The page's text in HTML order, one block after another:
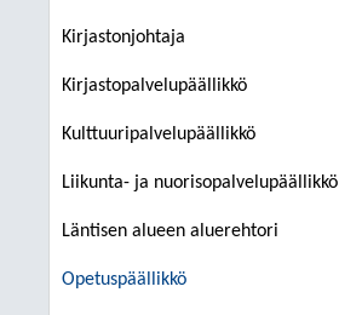
Kirjastonjohtaja
Kirjastopalvelupäällikkö
Kulttuuripalvelupäällikkö
Liikunta- ja nuorisopalvelupäällikkö
Läntisen alueen aluerehtori
Opetuspäällikkö